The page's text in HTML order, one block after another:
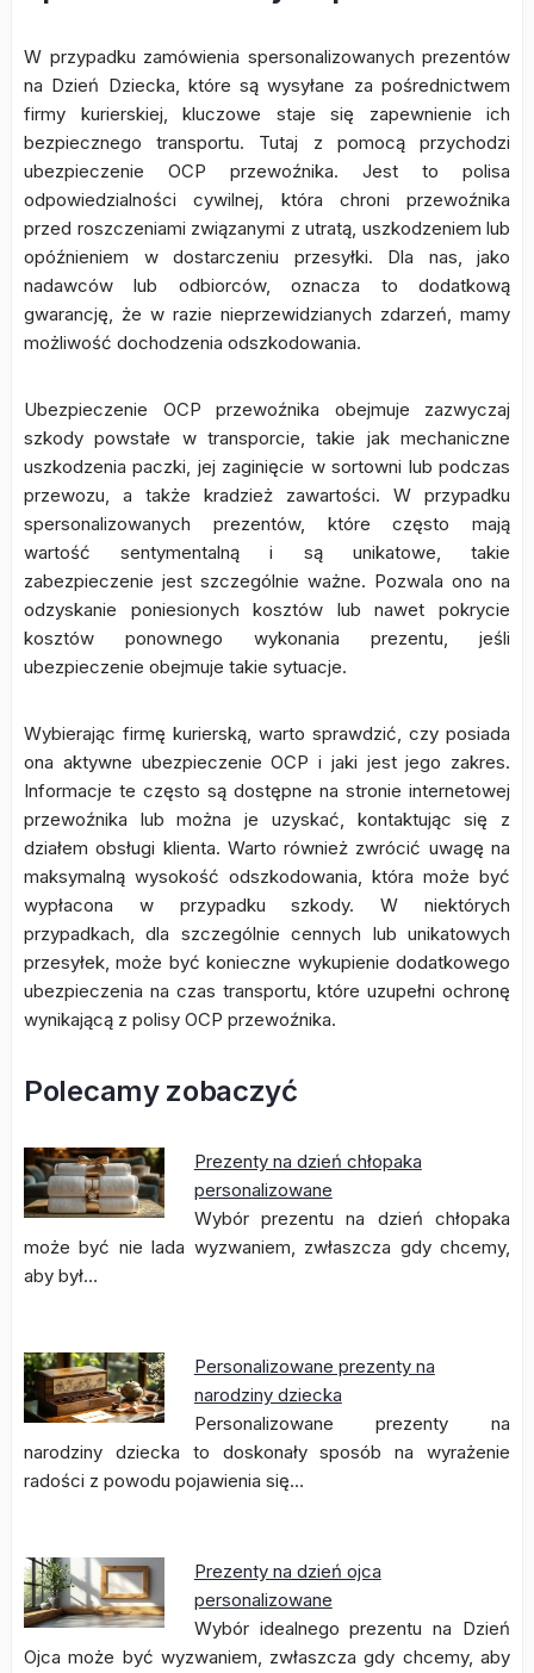
W przypadku zamówienia spersonalizowanych prezentów
na Dzień Dziecka, które są wysyłane za pośrednictwem
firmy kurierskiej, kluczowe staje się zapewnienie ich
bezpiecznego transportu. Tutaj z pomocą przychodzi
ubezpieczenie OCP przewoźnika. Jest to polisa
odpowiedzialności cywilnej, która chroni przewoźnika
przed roszczeniami związanymi z utratą, uszkodzeniem lub
opóźnieniem w dostarczeniu przesyłki. Dla nas, jako
nadawców lub odbiorców, oznacza to dodatkową
gwarancję, że w razie nieprzewidzianych zdarzeń, mamy
możliwość dochodzenia odszkodowania.
Ubezpieczenie OCP przewoźnika obejmuje zazwyczaj
szkody powstałe w transporcie, takie jak mechaniczne
uszkodzenia paczki, jej zaginięcie w sortowni lub podczas
przewozu, a także kradzież zawartości. W przypadku
spersonalizowanych prezentów, które często mają
wartość sentymentalną i są unikatowe, takie
zabezpieczenie jest szczególnie ważne. Pozwala ono na
odzyskanie poniesionych kosztów lub nawet pokrycie
kosztów ponownego wykonania prezentu, jeśli
ubezpieczenie obejmuje takie sytuacje.
Wybierając firmę kurierską, warto sprawdzić, czy posiada
ona aktywne ubezpieczenie OCP i jaki jest jego zakres.
Informacje te często są dostępne na stronie internetowej
przewoźnika lub można je uzyskać, kontaktując się z
działem obsługi klienta. Warto również zwrócić uwagę na
maksymalną wysokość odszkodowania, która może być
wypłacona w przypadku szkody. W niektórych
przypadkach, dla szczególnie cennych lub unikatowych
przesyłek, może być konieczne wykupienie dodatkowego
ubezpieczenia na czas transportu, które uzupełni ochronę
wynikającą z polisy OCP przewoźnika.
Polecamy zobaczyć
Prezenty na dzień chłopaka
personalizowane
Wybór prezentu na dzień chłopaka
może być nie lada wyzwaniem, zwłaszcza gdy chcemy,
aby był…
Personalizowane prezenty na
narodziny dziecka
Personalizowane prezenty na
narodziny dziecka to doskonały sposób na wyrażenie
radości z powodu pojawienia się…
Prezenty na dzień ojca
personalizowane
Wybór idealnego prezentu na Dzień
Ojca może być wyzwaniem, zwłaszcza gdy chcemy, aby